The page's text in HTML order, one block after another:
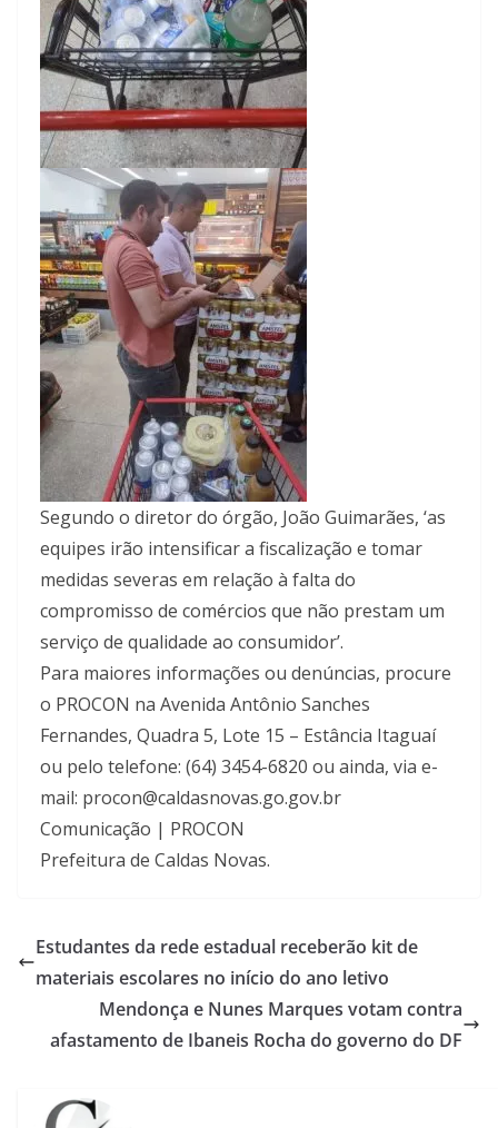
Segundo o diretor do órgão, João Guimarães, ‘as
equipes irão intensificar a fiscalização e tomar
medidas severas em relação à falta do
compromisso de comércios que não prestam um
serviço de qualidade ao consumidor’.
Para maiores informações ou denúncias, procure
o PROCON na Avenida Antônio Sanches
Fernandes, Quadra 5, Lote 15 – Estância Itaguaí
ou pelo telefone: (64) 3454-6820 ou ainda, via e-
mail: procon@caldasnovas.go.gov.br
Comunicação | PROCON
Prefeitura de Caldas Novas.
Estudantes da rede estadual receberão kit de
materiais escolares no início do ano letivo
Mendonça e Nunes Marques votam contra
afastamento de Ibaneis Rocha do governo do DF